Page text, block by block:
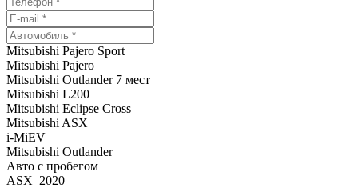
Mitsubishi Pajero Sport
Mitsubishi Pajero
Mitsubishi Outlander 7 мест
Mitsubishi L200
Mitsubishi Eclipse Cross
Mitsubishi ASX
i-MiEV
Mitsubishi Outlander
Авто с пробегом
ASX_2020